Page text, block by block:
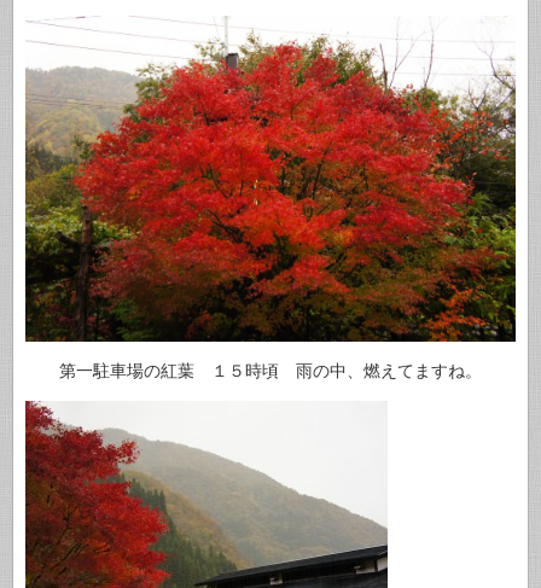
第一駐車場の紅葉 １５時頃 雨の中、燃えてますね。